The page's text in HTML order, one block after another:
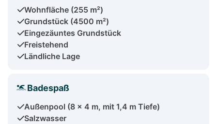
Wohnfläche (255 m²)
Grundstück (4500 m²)
Eingezäuntes Grundstück
Freistehend
Ländliche Lage
Badespaß
Außenpool (8 x 4 m, mit 1,4 m Tiefe)
Salzwasser